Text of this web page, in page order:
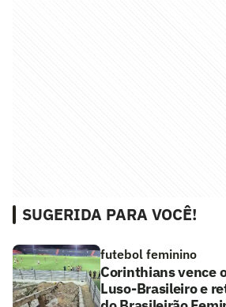
SUGERIDA PARA VOCÊ!
futebol feminino
Corinthians vence
Luso-Brasileiro e